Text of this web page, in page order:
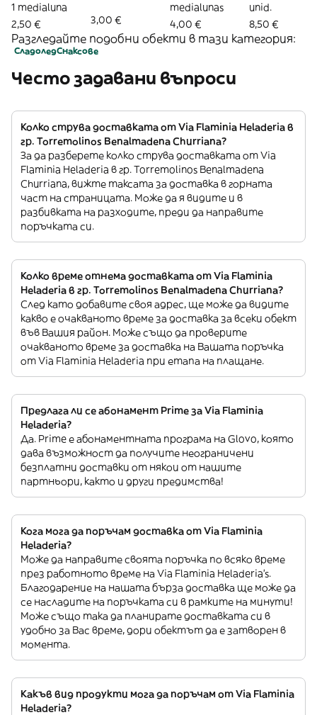
1 medialuna
2,50 €
3,00 €
medialunas
4,00 €
unid.
8,50 €
Разгледайте подобни обекти в тази категория:
СладоледСнаксове
Често задавани въпроси
Колко струва доставката от Via Flaminia Heladeria в
гр. Torremolinos Benalmadena Churriana?
За да разберете колко струва доставката от Via
Flaminia Heladeria в гр. Torremolinos Benalmadena
Churriana, вижте таксата за доставка в горната
част на страницата. Може да я видите и в
разбивката на разходите, преди да направите
поръчката си.
Колко време отнема доставката от Via Flaminia
Heladeria в гр. Torremolinos Benalmadena Churriana?
След като добавите своя адрес, ще може да видите
какво е очакваното време за доставка за всеки обект
във Вашия район. Може също да проверите
очакваното време за доставка на Вашата поръчка
от Via Flaminia Heladeria при етапа на плащане.
Предлага ли се абонамент Prime за Via Flaminia
Heladeria?
Да. Prime е абонаментната програма на Glovo, която
дава възможност да получите неограничени
безплатни доставки от някои от нашите
партньори, както и други предимства!
Кога мога да поръчам доставка от Via Flaminia
Heladeria?
Може да направите своята поръчка по всяко време
през работното време на Via Flaminia Heladeria’s.
Благодарение на нашата бърза доставка ще може да
се насладите на поръчката си в рамките на минути!
Може също така да планирате доставката си в
удобно за Вас време, дори обектът да е затворен в
момента.
Какъв вид продукти мога да поръчам от Via Flaminia
Heladeria?